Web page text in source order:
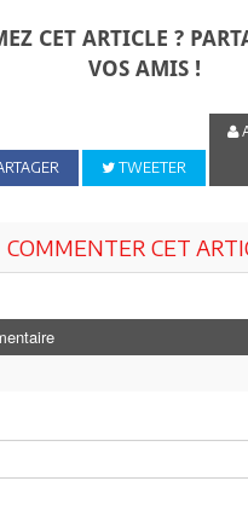
CET ARTICLE ?
VOS AMIS !
TWEETER
COMMENTER CET